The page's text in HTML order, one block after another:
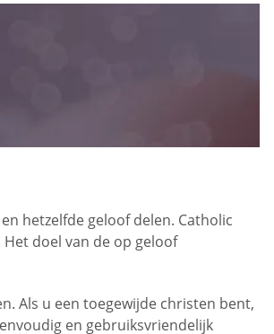
hetzelfde geloof delen. Catholic
doel van de op geloof
Als u een toegewijde christen bent,
en gebruiksvriendelijk